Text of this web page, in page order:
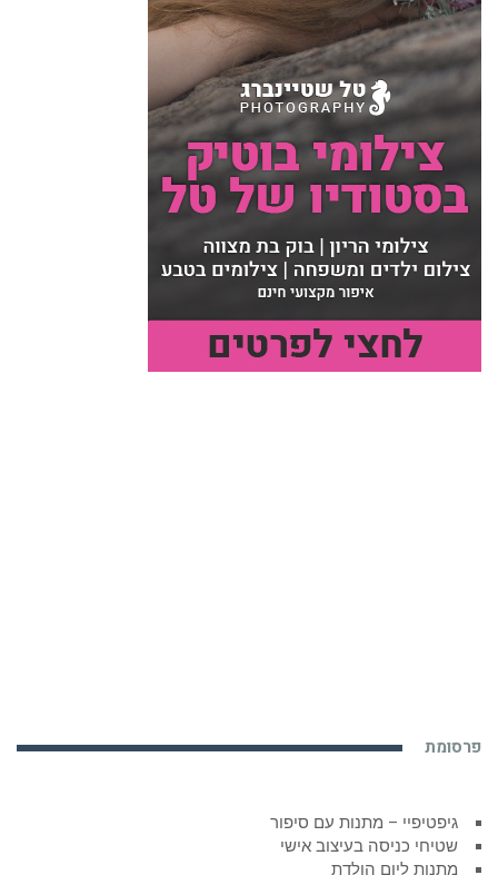
פרסומת
גיפטיפיי – מתנות עם סיפור
שטיחי כניסה בעיצוב אישי
מתנות ליום הולדת